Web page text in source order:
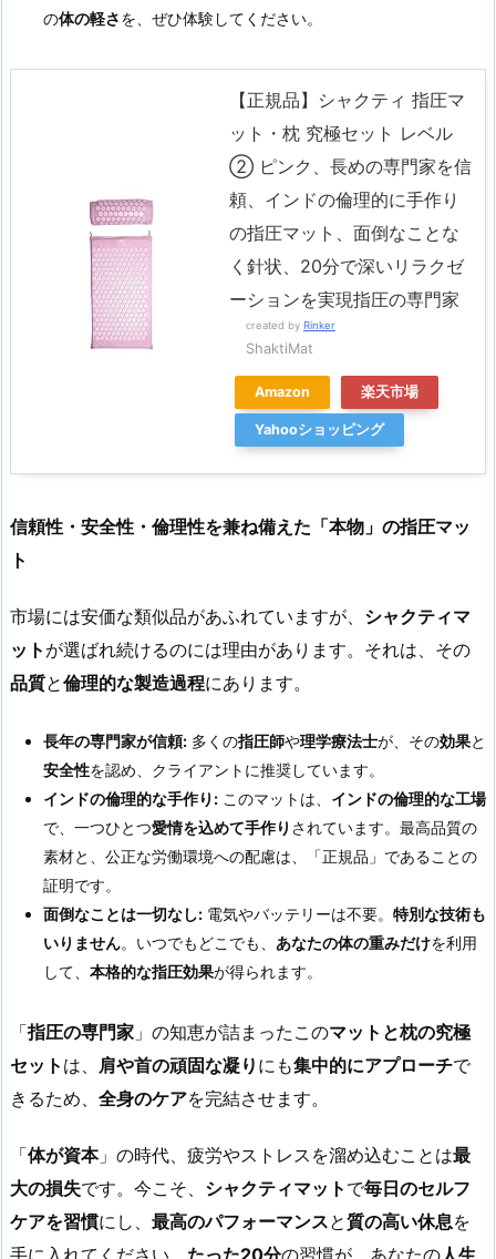
の体の軽さを、ぜひ体験してください。
【正規品】シャクティ 指圧マ
ット・枕 究極セット レベル
② ピンク、長めの専門家を信
頼、インドの倫理的に手作り
の指圧マット、面倒なことな
く針状、20分で深いリラクゼ
ーションを実現指圧の専門家
created by Rinker
ShaktiMat
Amazon 楽天市場
Yahooショッピング
信頼性・安全性・倫理性を兼ね備えた「本物」の指圧マッ
ト
市場には安価な類似品があふれていますが、 シャクティマ
ット が選ばれ続けるのには理由があります。それは、その
品質と倫理的な製造過程にあります。
長年の専門家が信頼: 多くの指圧師や理学療法士が、その効果と
安全性を認め、クライアントに推奨しています。
インドの倫理的な手作り: このマットは、 インドの倫理的な工場
で、一つひとつ愛情を込めて手作り されています。最高品質の
素材と、公正な労働環境への配慮は、「正規品」であることの
証明です。
面倒なことは一切なし: 電気やバッテリーは不要。 特別な技術も
いりません。いつでもどこでも、 あなたの体の重みだけを利用
して、 本格的な指圧効果が得られます。
「指圧の専門家 」の知恵が詰まったこのマットと枕の究極
セット は、 肩や首の頑固な凝り にも集中的にアプローチで
きるため、 全身のケアを完結させます。
「体が資本」の時代、疲労やストレスを溜め込むことは最
大の損失です。今こそ、 シャクティマット で毎日のセルフ
ケアを習慣にし、 最高のパフォーマンスと質の高い休息を
手に入れてください。 たった20分の習慣が、あなたの 人生